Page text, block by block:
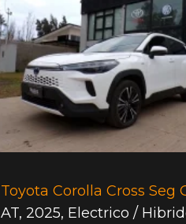
Toyota Corolla Cross Seg
AT, 2025, Electrico /